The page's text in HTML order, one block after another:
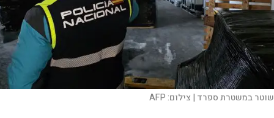
שוטר במשטרת ספרד | צילום:AFP